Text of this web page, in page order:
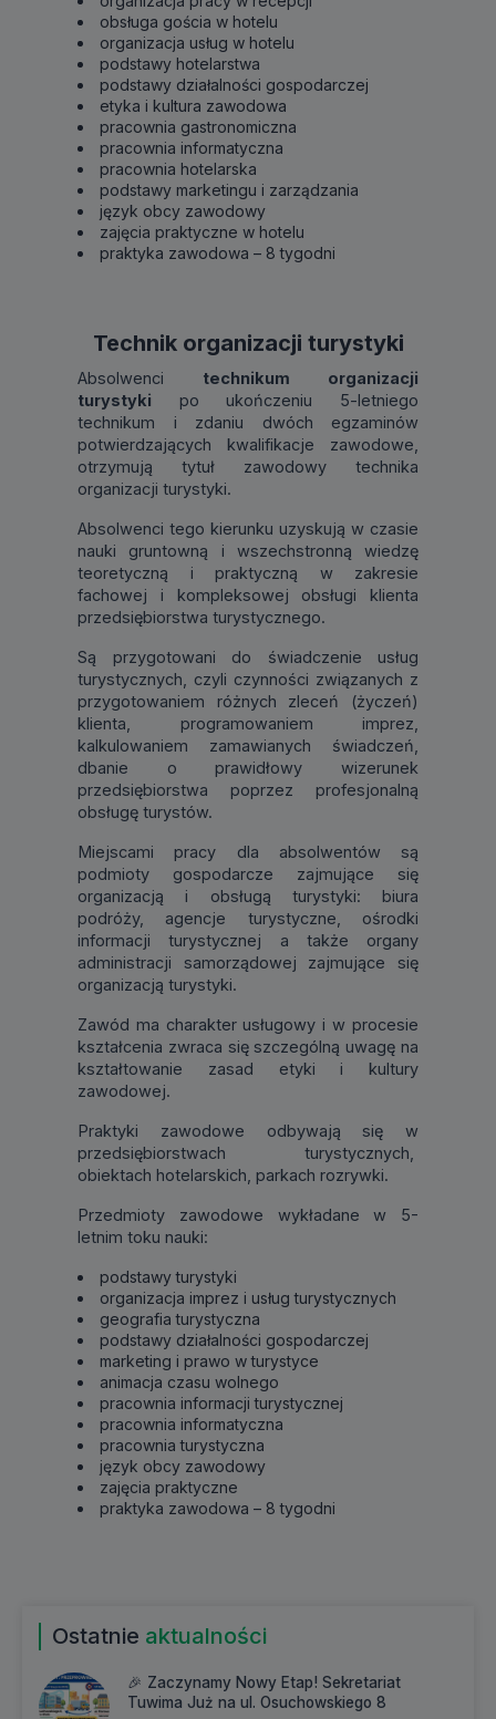
obsługa gościa w hotelu
organizacja usług w hotelu
podstawy hotelarstwa
podstawy działalności gospodarczej
etyka i kultura zawodowa
pracownia gastronomiczna
pracownia informatyczna
pracownia hotelarska
podstawy marketingu i zarządzania
język obcy zawodowy
zajęcia praktyczne w hotelu
praktyka zawodowa – 8 tygodni
Technik organizacji turystyki
Absolwenci technikum organizacji
turystyki po ukończeniu 5-letniego
technikum i zdaniu dwóch egzaminów
potwierdzających kwalifikacje zawodowe,
otrzymują tytuł zawodowy technika
organizacji turystyki.
Absolwenci tego kierunku uzyskują w czasie
nauki gruntowną i wszechstronną wiedzę
teoretyczną i praktyczną w zakresie
fachowej i kompleksowej obsługi klienta
przedsiębiorstwa turystycznego.
Są przygotowani do świadczenie usług
turystycznych, czyli czynności związanych z
przygotowaniem różnych zleceń (życzeń)
klienta, programowaniem imprez,
kalkulowaniem zamawianych świadczeń,
dbanie o prawidłowy wizerunek
przedsiębiorstwa poprzez profesjonalną
obsługę turystów.
Miejscami pracy dla absolwentów są
podmioty gospodarcze zajmujące się
organizacją i obsługą turystyki: biura
podróży, agencje turystyczne, ośrodki
informacji turystycznej a także organy
administracji samorządowej zajmujące się
organizacją turystyki.
Zawód ma charakter usługowy i w procesie
kształcenia zwraca się szczególną uwagę na
kształtowanie zasad etyki i kultury
zawodowej.
Praktyki zawodowe odbywają się w
przedsiębiorstwach turystycznych,
obiektach hotelarskich, parkach rozrywki.
Przedmioty zawodowe wykładane w 5-
letnim toku nauki:
podstawy turystyki
organizacja imprez i usług turystycznych
geografia turystyczna
podstawy działalności gospodarczej
marketing i prawo w turystyce
animacja czasu wolnego
pracownia informacji turystycznej
pracownia informatyczna
pracownia turystyczna
język obcy zawodowy
zajęcia praktyczne
praktyka zawodowa – 8 tygodni
Ostatnie aktualności
🎉 Zaczynamy Nowy Etap! Sekretariat
Tuwima Już na ul. Osuchowskiego 8